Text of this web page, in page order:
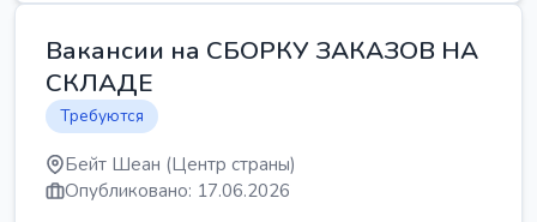
Вакансии на СБОРКУ ЗАКАЗОВ НА
СКЛАДЕ
Требуются
Бейт Шеан (Центр страны)
Опубликовано: 17.06.2026